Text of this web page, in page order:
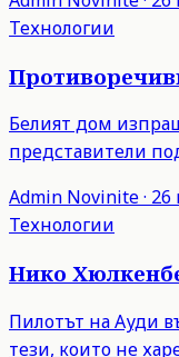
Технологии
Белият дом
представители
Admin Novinite· 26
Технологии
Нико
Пилотът на Ауди
тези, които не